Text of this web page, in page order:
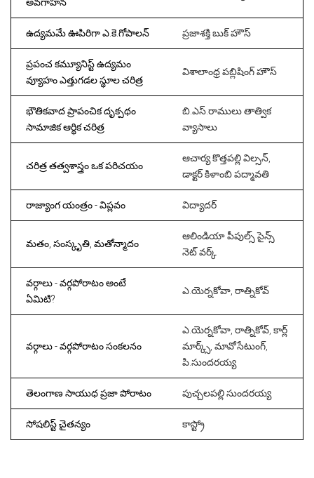
ఉద్యమమే ఊపిరిగా ఎ.కె.గోపాలన్ ప్రజాశక్తి బుక్ హౌస్
ప్రపంచ కమ్యూనిస్ట్ ఉద్యమం
వ్యూహం ఎత్తుగడల స్థూల చరిత్ర
విశాలాంధ్ర పబ్లిషింగ్ హౌస్
భౌతికవాద ప్రాపంచిక దృక్పథం
సామాజిక ఆర్థిక చరిత్ర
బి.ఎస్.రాములు తాత్విక
వ్యాసాలు
చరిత్ర తత్వశాస్త్రం ఒక పరిచయం
ఆచార్య కొత్తపల్లి విల్సన్,
డాక్టర్ కిళాంబి పద్మావతి
రాజ్యాంగ యంత్రం - విప్లవం విద్యాదర్
మతం, సంస్కృతి, మతోన్మాదం
ఆలిండియా పీపుల్స్ సైన్స్
నెట్ వర్క్
వర్గాలు - వర్గపోరాటం అంటే
ఏమిటి?
ఎ.యెర్నకోవా, రాత్నికోవ్
వర్గాలు - వర్గపోరాటం సంకలనం
ఎ.యెర్నకోవా, రాత్నికోవ్, కార్ల్
మార్క్స్, మావోసేటుంగ్,
పి.సుందరయ్య
తెలంగాణ సాయుధ ప్రజా పోరాటం పుచ్చలపల్లి సుందరయ్య
సోషలిస్ట్ చైతన్యం కాస్ట్రో